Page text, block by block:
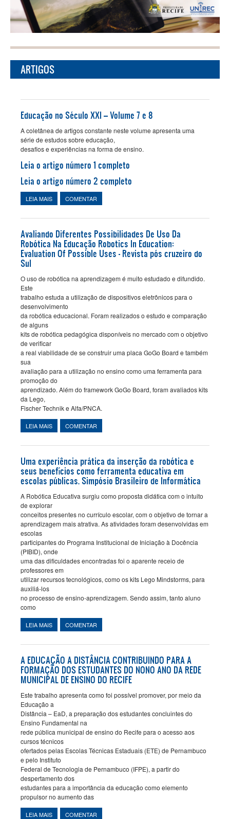
Pular para o conteúdo principal
CURSOS
FOTOS
VIDEOS
BIBLIOTECA
FALE CONOSCO
PROPOSIÇÃO DE CURSOS
ARTIGOS
Educação no Século XXI – Volume 7 e 8
A coletânea de artigos constante neste volume apresenta uma
série de estudos sobre educação,
desafios e experiências na forma de ensino.
Leia o artigo número 1 completo
Leia o artigo número 2 completo
LEIA MAIS SOBRE EDUCAÇÃO NO SÉCULO XXI – VOLUME 7 E 8
COMENTAR
Avaliando Diferentes Possibilidades De Uso Da
Robótica Na Educação Robotics In Education:
Evaluation Of Possible Uses - Revista pós cruzeiro do
Sul
O uso de robótica na aprendizagem é muito estudado e difundido.
Este
trabalho estuda a utilização de dispositivos eletrônicos para o
desenvolvimento
da robótica educacional. Foram realizados o estudo e comparação
de alguns
kits de robótica pedagógica disponíveis no mercado com o objetivo
de verificar
a real viabilidade de se construir uma placa GoGo Board e também
sua
avaliação para a utilização no ensino como uma ferramenta para
promoção do
aprendizado. Além do framework GoGo Board, foram avaliados kits
da Lego,
Fischer Technik e Alfa/PNCA.
LEIA MAIS SOBRE AVALIANDO DIFERENTES POSSIBILIDADES DE USO DA
EVALUATION OF POSSIBLE USES - REVISTA PÓS CRUZEIRO DO
SUL
COMENTAR
Uma experiência prática da inserção da robótica e
seus benefícios como ferramenta educativa em
escolas públicas. Simpósio Brasileiro de Informática
A Robótica Educativa surgiu como proposta didática com o intuito
de explorar
conceitos presentes no currículo escolar, com o objetivo de tornar a
aprendizagem mais atrativa. As atividades foram desenvolvidas em
escolas
participantes do Programa Institucional de Iniciação à Docência
(PIBID), onde
uma das dificuldades encontradas foi o aparente receio de
professores em
utilizar recursos tecnológicos, como os kits Lego Mindstorms, para
auxiliá-los
no processo de ensino-aprendizagem. Sendo assim, tanto aluno
como
LEIA MAIS SOBRE UMA EXPERIÊNCIA PRÁTICA DA INSERÇÃO DA ROBÓTICA
ESCOLAS PÚBLICAS. SIMPÓSIO BRASILEIRO DE INFORMÁTICA
COMENTAR
A EDUCAÇÃO A DISTÂNCIA CONTRIBUINDO PARA A
FORMAÇÃO DOS ESTUDANTES DO NONO ANO DA REDE
MUNICIPAL DE ENSINO DO RECIFE
Este trabalho apresenta como foi possível promover, por meio da
Educação a
Distância – EaD, a preparação dos estudantes concluintes do
Ensino Fundamental na
rede pública municipal de ensino do Recife para o acesso aos
cursos técnicos
ofertados pelas Escolas Técnicas Estaduais (ETE) de Pernambuco
e pelo Instituto
Federal de Tecnologia de Pernambuco (IFPE), a partir do
despertamento dos
estudantes para a importância da educação como elemento
propulsor no aumento das
LEIA MAIS SOBRE A EDUCAÇÃO A DISTÂNCIA CONTRIBUINDO PARA A
COMENTAR